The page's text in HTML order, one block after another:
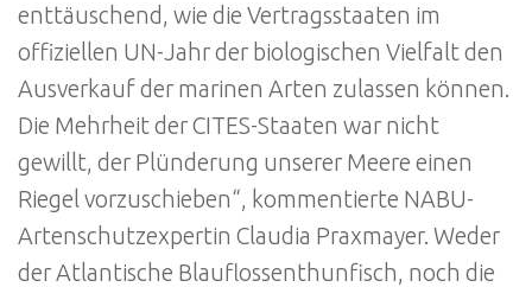
enttäuschend, wie die Vertragsstaaten im
offiziellen UN-Jahr der biologischen Vielfalt den
Ausverkauf der marinen Arten zulassen können.
Die Mehrheit der CITES-Staaten war nicht
gewillt, der Plünderung unserer Meere einen
Riegel vorzuschieben“, kommentierte NABU-
Artenschutzexpertin Claudia Praxmayer. Weder
der Atlantische Blauflossenthunfisch, noch die